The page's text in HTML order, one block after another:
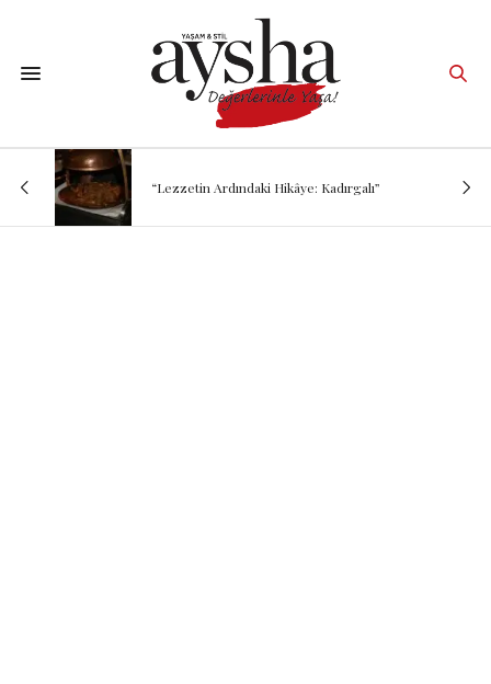
“Lezzetin Ardındaki Hikâye: Kadırgalı”